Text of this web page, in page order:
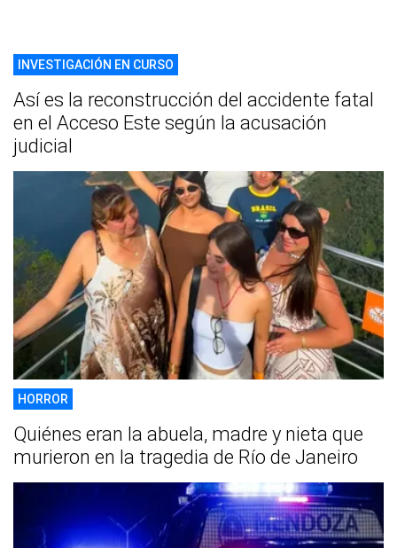
INVESTIGACIÓN EN CURSO
Así es la reconstrucción del accidente fatal
en el Acceso Este según la acusación
judicial
HORROR
Quiénes eran la abuela, madre y nieta que
murieron en la tragedia de Río de Janeiro